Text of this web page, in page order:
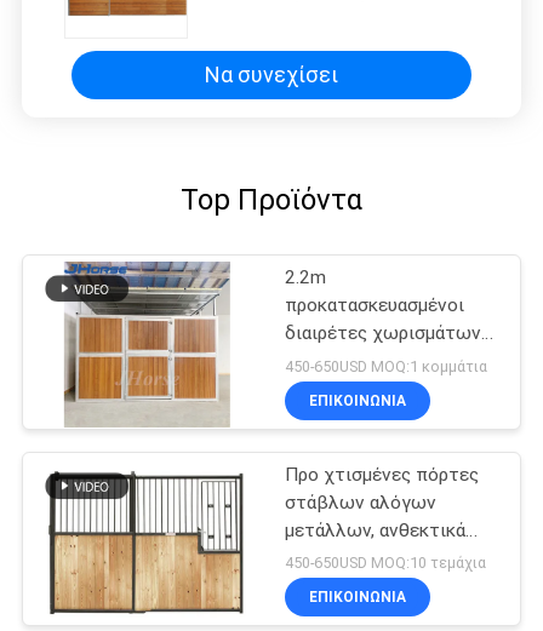
Να συνεχίσει
Top Προϊόντα
2.2m
προκατασκευασμένοι
διαιρέτες χωρισμάτων
δευτερεύουσας
επιτροπής μετώπων
στάβλων αλόγων 10ft
450-650USD MOQ:1 κομμάτια
ΕΠΙΚΟΙΝΩΝΙΑ
Προ χτισμένες πόρτες
στάβλων αλόγων
μετάλλων, ανθεκτικά
ιππικά μέτωπα στάβλων
σιταποθηκών αλόγων
450-650USD MOQ:10 τεμάχια
ΕΠΙΚΟΙΝΩΝΙΑ